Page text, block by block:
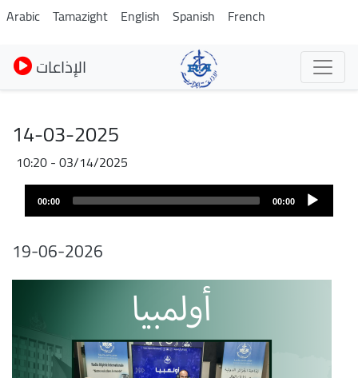
Skip
to
main
content
Arabic Tamazight English Spanish French
الإذاعات
14-03-2025
03/14/2025 - 10:20
00:00
00:00
19-06-2026